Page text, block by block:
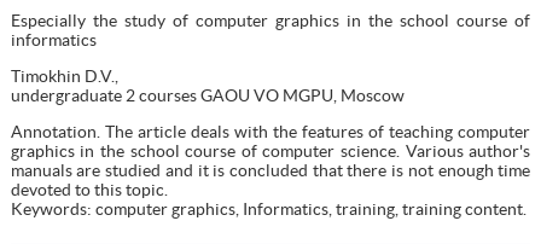
Especially the study of computer graphics in the school course of
informatics
Timokhin D.V.,
undergraduate 2 courses GAOU VO MGPU, Moscow
Annotation. The article deals with the features of teaching computer
graphics in the school course of computer science. Various author's
manuals are studied and it is concluded that there is not enough time
devoted to this topic.
Keywords: computer graphics, Informatics, training, training content.